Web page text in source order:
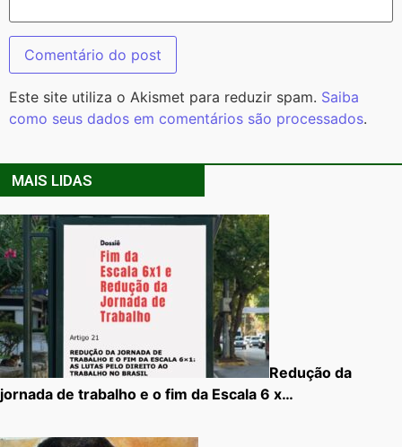
Este site utiliza o Akismet para reduzir spam. Saiba
como seus dados em comentários são processados.
MAIS LIDAS
Redução da
jornada de trabalho e o fim da Escala 6 x…